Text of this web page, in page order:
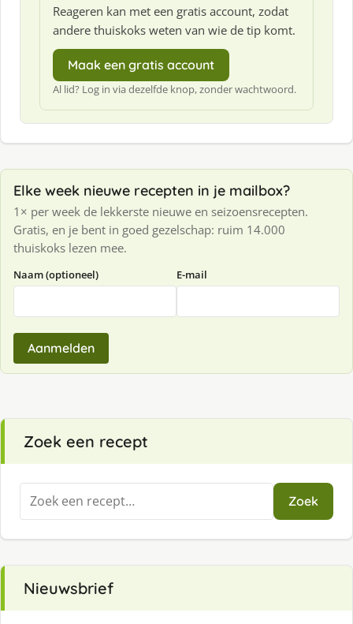
Reageren kan met een gratis account, zodat
andere thuiskoks weten van wie de tip komt.
Maak een gratis account
Al lid? Log in via dezelfde knop, zonder wachtwoord.
Elke week nieuwe recepten in je mailbox?
1× per week de lekkerste nieuwe en seizoensrecepten.
Gratis, en je bent in goed gezelschap: ruim 14.000
thuiskoks lezen mee.
Naam (optioneel) E-mail
Aanmelden
Zoek een recept
Zoeken
naar:
Zoek
Nieuwsbrief